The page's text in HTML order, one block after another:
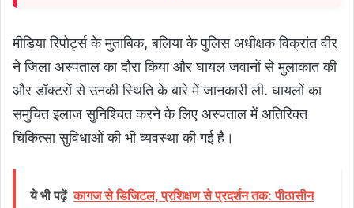
मीडिया रिपोर्ट्स के मुताबिक, बलिया के पुलिस अधीक्षक विक्रांत वीर
ने जिला अस्पताल का दौरा किया और घायल जवानों से मुलाकात की
और डॉक्टरों से उनकी स्थिति के बारे में जानकारी ली. घायलों का
समुचित इलाज सुनिश्चित करने के लिए अस्पताल में अतिरिक्त
चिकित्सा सुविधाओं की भी व्यवस्था की गई है।
ये भी पढ़ें कागज से डिजिटल, प्रशिक्षण से प्रदर्शन तक: पीठासीन